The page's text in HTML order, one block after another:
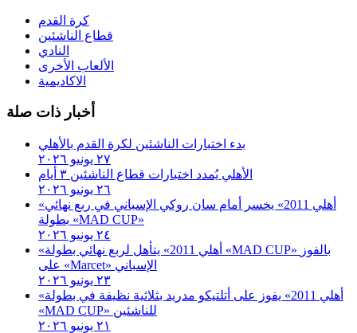
كرة القدم
قطاع الناشئين
النادي
الألعاب الأخرى
الاكاديمية
أخبار ذات صلة
بدء اختبارات الناشئين لكرة القدم بالأهلي
٢٧ يونيو ٢٠٢٦
الأهلي يُمدد اختبارات قطاع الناشئين ٣ أيام
٢٦ يونيو ٢٠٢٦
«أهلي 2011» يخسر أمام سان روكي الإسباني في ربع نهائي
بطولة «MAD CUP»
٢٤ يونيو ٢٠٢٦
«أهلي 2011» يتأهل لربع نهائي بطولة «MAD CUP» بالفوز
على «Marcet» الإسباني
٢٣ يونيو ٢٠٢٦
«أهلي 2011» يفوز على أتلتيكو مدريد بثلاثية نظيفة في بطولة
«MAD CUP» للناشئين
٢١ يونيو ٢٠٢٦